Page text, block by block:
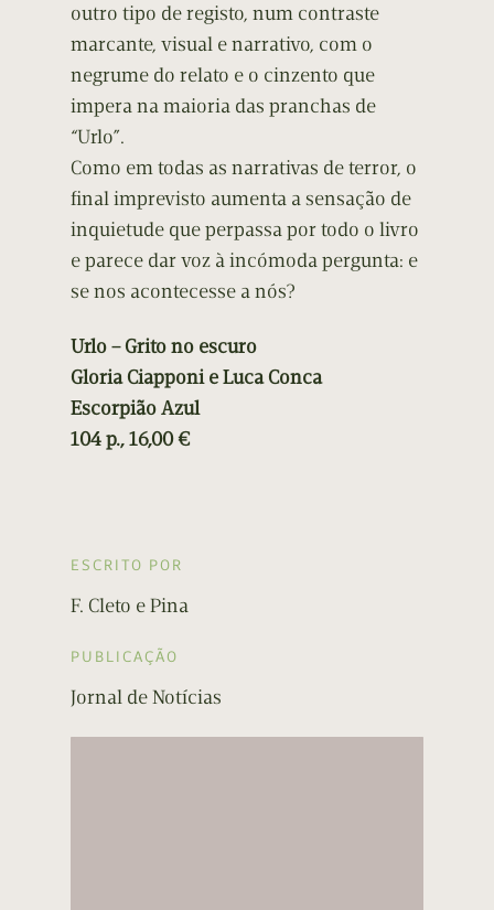
outro tipo de registo, num contraste
marcante, visual e narrativo, com o
negrume do relato e o cinzento que
impera na maioria das pranchas de
“Urlo”.
Como em todas as narrativas de terror, o
final imprevisto aumenta a sensação de
inquietude que perpassa por todo o livro
e parece dar voz à incómoda pergunta: e
se nos acontecesse a nós?
Urlo – Grito no escuro
Gloria Ciapponi e Luca Conca
Escorpião Azul
104 p., 16,00 €
ESCRITO POR
F. Cleto e Pina
PUBLICAÇÃO
Jornal de Notícias